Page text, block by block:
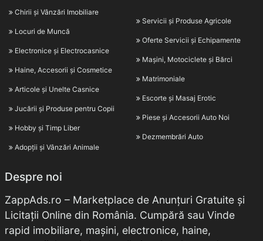
Chirii și Vânzări Imobiliare
Locuri de Muncă
Electronice și Electrocasnice
Haine, Accesorii și Cosmetice
Articole și Unelte Casnice
Jucării și Produse pentru Copii
Hobby și Timp Liber
Adopții și Vânzări Animale
Servicii și Produse Agricole
Oferte Servicii și Echipamente
Mașini, Motociclete și Bărci
Matrimoniale
Escorte și Masaj Erotic
Piese și Accesorii Auto Noi
Dezmembrări Auto
Despre noi
ZappAds.ro – Marketplace de Anunțuri Gratuite și
Licitații Online din România. Cumpără sau Vinde
rapid imobiliare, mașini, electronice, haine,